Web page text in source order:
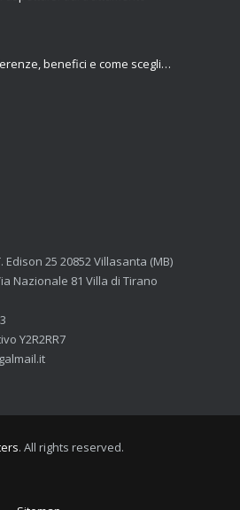
Botox o filler: differenze, benefici e come scegliere il trattamento più adatto
Edison 25 20852 Villasanta (MB)
Nazionale 81 Villa di Tirano
Y2R2RR7
. All rights reserved.